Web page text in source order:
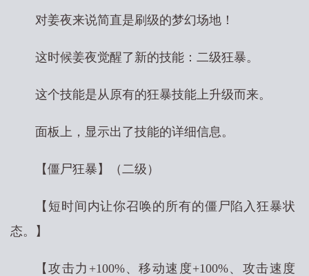
对姜夜来说简直是刷级的梦幻场地！
这时候姜夜觉醒了新的技能：二级狂暴。
这个技能是从原有的狂暴技能上升级而来。
面板上，显示出了技能的详细信息。
【僵尸狂暴】（二级）
【短时间内让你召唤的所有的僵尸陷入狂暴状
态。】
【攻击力+100%、移动速度+100%、攻击速度